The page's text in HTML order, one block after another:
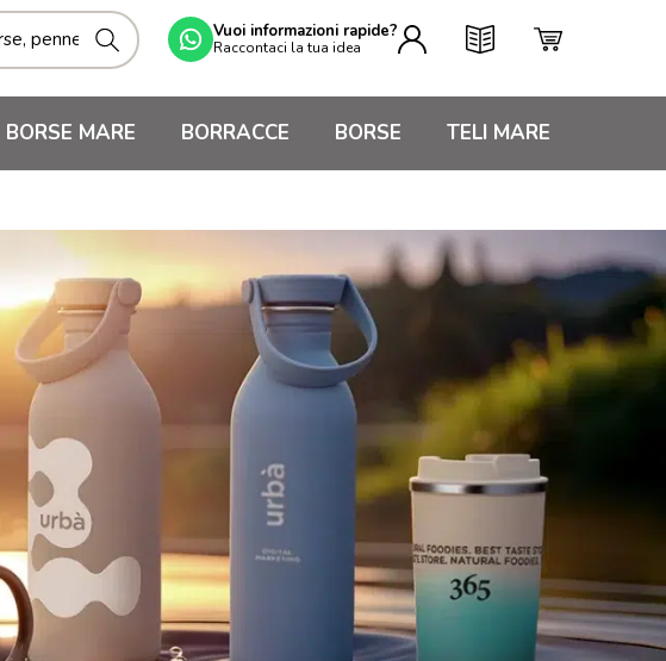
Vuoi informazioni rapide?
Raccontaci la tua idea
BORSE MARE BORRACCE BORSE TELI MARE